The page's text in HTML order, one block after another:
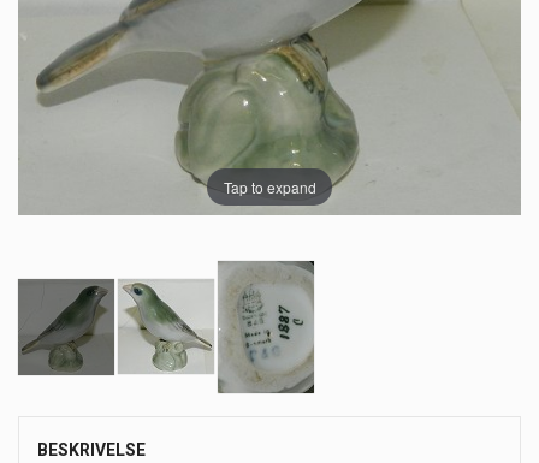
Tap to expand
BESKRIVELSE